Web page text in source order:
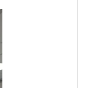
forros
com
SOBRE
PVC A
seus